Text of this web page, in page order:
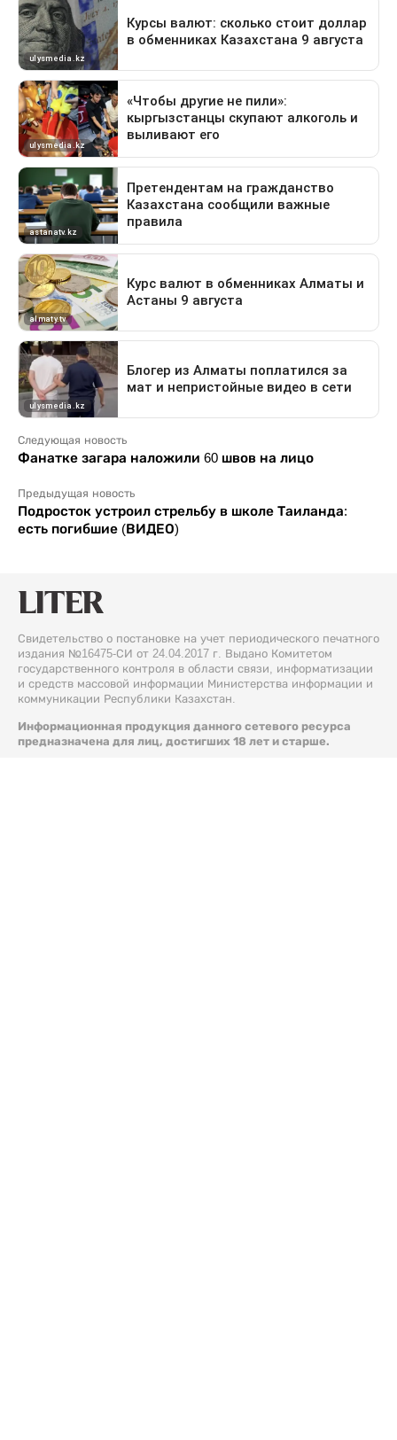
Следующая новость
Фанатке загара наложили 60 швов на лицо
Предыдущая новость
Подросток устроил стрельбу в школе Таиланда:
есть погибшие (ВИДЕО)
Свидетельство о постановке на учет периодического печатного
издания №16475-СИ от 24.04.2017 г. Выдано Комитетом
государственного контроля в области связи, информатизации
и средств массовой информации Министерства информации и
коммуникации Республики Казахстан.
Информационная продукция данного сетевого ресурса
предназначена для лиц, достигших 18 лет и старше.